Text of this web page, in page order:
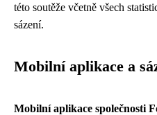
této soutěže včetně všech
sázení.
Mobilní aplikace a
Mobilní aplikace společnosti